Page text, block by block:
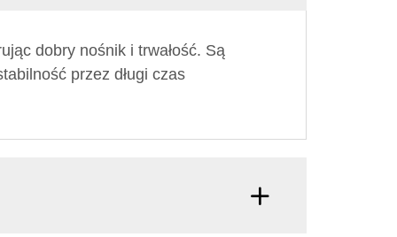
dobry nośnik i trwałość. Są
przez długi czas